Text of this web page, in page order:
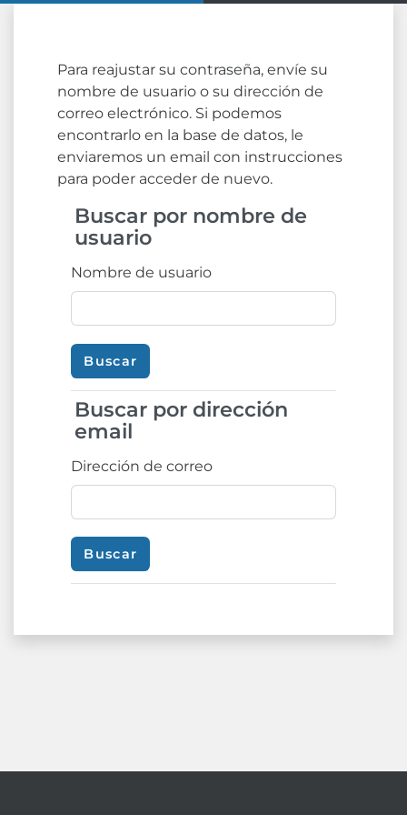
Salta al contenido principal
Para reajustar su contraseña, envíe su
nombre de usuario o su dirección de
correo electrónico. Si podemos
encontrarlo en la base de datos, le
enviaremos un email con instrucciones
para poder acceder de nuevo.
Buscar por nombre de usuario
Buscar por nombre de
usuario
Nombre de usuario
Buscar por dirección email
Buscar por dirección
email
Dirección de correo